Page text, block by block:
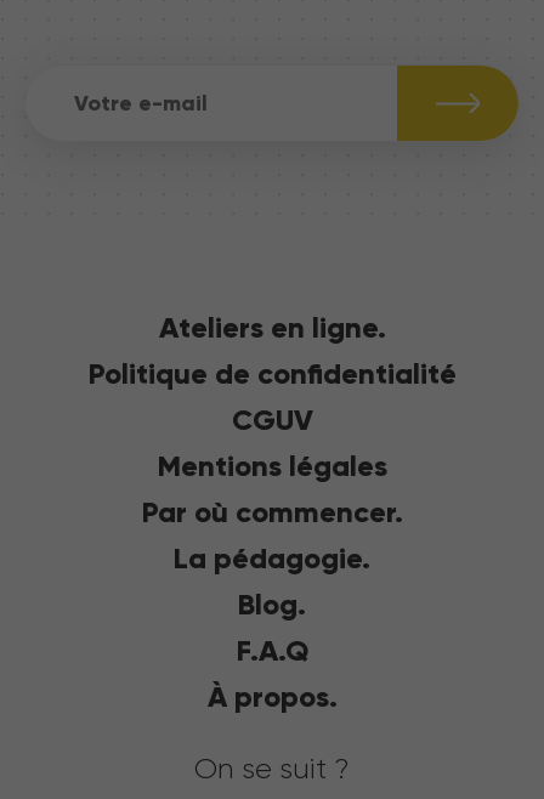
Ateliers en ligne.
Politique de confidentialité
CGUV
Mentions légales
Par où commencer.
La pédagogie.
Blog.
F.A.Q
À propos.
On se suit ?